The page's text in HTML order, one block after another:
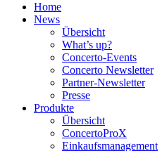
Home
News
Übersicht
What’s up?
Concerto-Events
Concerto Newsletter
Partner-Newsletter
Presse
Produkte
Übersicht
ConcertoProX
Einkaufsmanagement